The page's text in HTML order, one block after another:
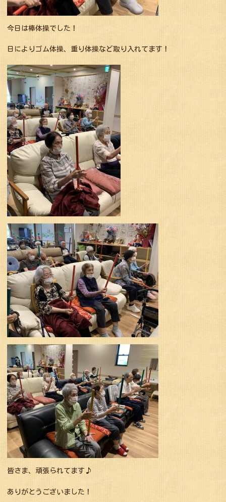
今日は棒体操でした！
日によりゴム体操、重り体操など取り入れてます！
皆さま、頑張られてます♪
ありがとうございました！